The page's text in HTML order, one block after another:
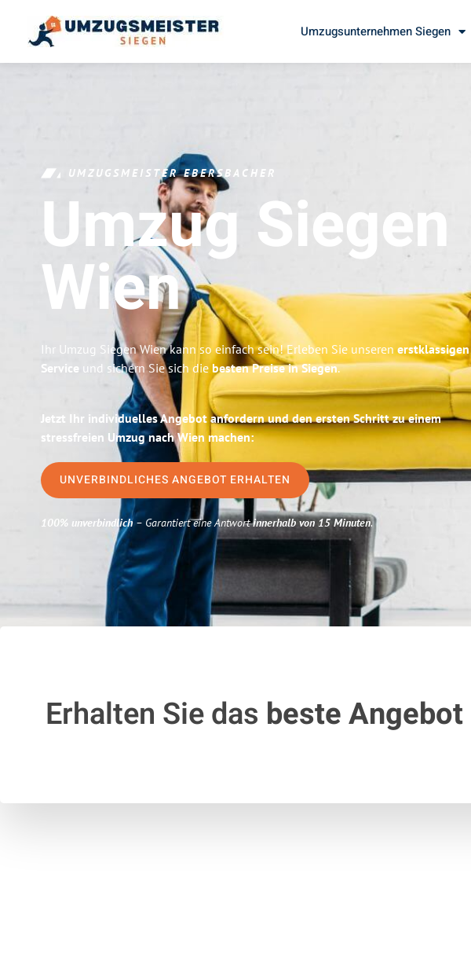
Umzugsunternehmen Siegen
UMZUGSMEISTER EBERSBACHER
Umzug Siegen
Wien
Ihr Umzug Siegen Wien kann so einfach sein! Erleben Sie unseren erstklassigen
Service und sichern Sie sich die besten Preise in Siegen.
Jetzt Ihr individuelles Angebot anfordern und den ersten Schritt zu einem
stressfreien Umzug nach Wien machen:
UNVERBINDLICHES ANGEBOT ERHALTEN
100% unverbindlich– Garantiert eine Antwortinnerhalb von 15 Minuten.
Erhalten Sie das beste Angebot